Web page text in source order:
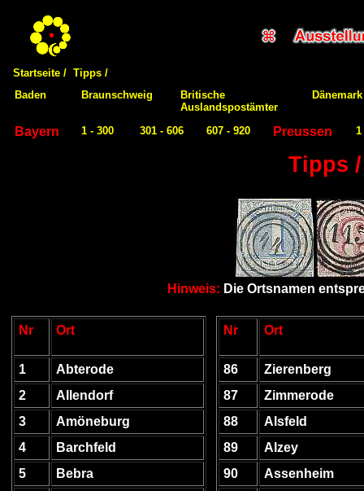
Startseite / Tipps /
Baden
Braunschweig
Britische
Auslandspostämter
Dänemark
Bayern 1 - 300 301 - 606 607 - 920 Preussen 1
Tipps
Hinweis: Die Ortsnamen
Nr Ort
1
Abterode
2
Allendorf
3
Amöneburg
4
Barchfeld
5
Bebra
Nr Ort
86
Zierenberg
87
Zimmerode
88
Alsfeld
89
Alzey
90
Assenheim